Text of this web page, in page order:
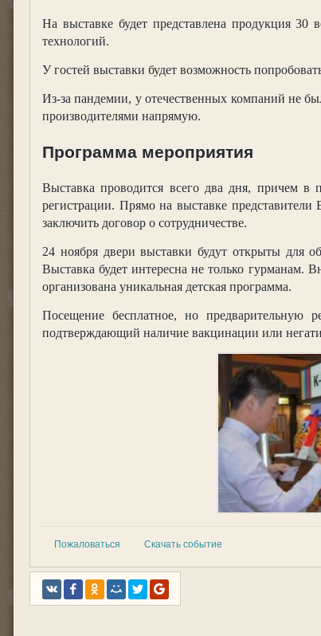
На выставке будет представлена продукция 30
технологий.
У гостей выставки будет возможность
Из-за пандемии, у отечественных компаний не
производителями напрямую.
Программа мероприятия
Выставка проводится всего два дня, причем в
регистрации. Прямо на выставке
заключить договор о сотрудничестве.
24 ноября двери выставки будут открыты для
Выставка будет интересна не только гурманам.
организована уникальная детская программа.
Посещение бесплатное, но предварительную
подтверждающий наличие вакцинации или
Пожаловаться Скачать событие